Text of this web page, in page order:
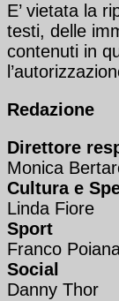
E’ vietata la
testi, delle
contenuti in
Redazione
Direttore
Monica
Cultura e
Linda Fiore
Sport
Franco
Social
Danny Thor